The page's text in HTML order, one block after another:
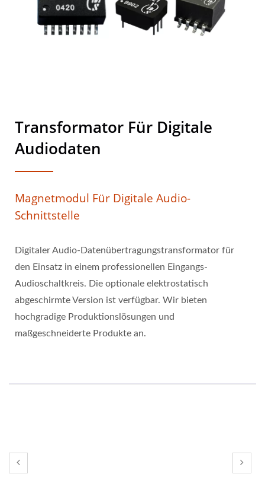
Transformator Für Digitale
Audiodaten
Magnetmodul Für Digitale Audio-
Schnittstelle
Digitaler Audio-Datenübertragungstransformator für
den Einsatz in einem professionellen Eingangs-
Audioschaltkreis. Die optionale elektrostatisch
abgeschirmte Version ist verfügbar. Wir bieten
hochgradige Produktionslösungen und
maßgeschneiderte Produkte an.